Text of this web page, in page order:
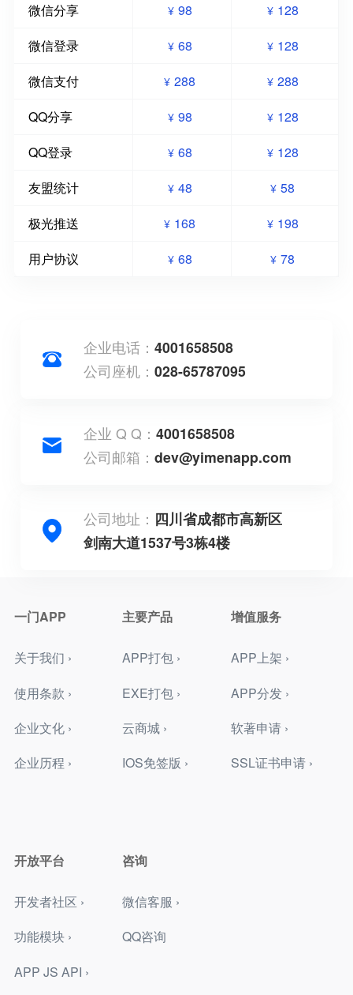
微信分享
¥ 98 ¥ 128
微信登录
¥ 68 ¥ 128
微信支付
¥ 288 ¥ 288
QQ分享
¥ 98 ¥ 128
QQ登录
¥ 68 ¥ 128
友盟统计
¥ 48 ¥ 58
极光推送
¥ 168 ¥ 198
用户协议
¥ 68 ¥ 78
企业电话：4001658508
公司座机：028-65787095
企业 Q Q：4001658508
公司邮箱：dev@yimenapp.com
公司地址： 四川省成都市高新区
剑南大道1537号3栋4楼
一门APP
关于我们 ›
使用条款 ›
企业文化 ›
企业历程 ›
主要产品
APP打包 ›
EXE打包 ›
云商城 ›
IOS免签版 ›
增值服务
APP上架 ›
APP分发 ›
软著申请 ›
SSL证书申请 ›
开放平台
开发者社区 ›
功能模块 ›
APP JS API ›
咨询
微信客服 ›
QQ咨询